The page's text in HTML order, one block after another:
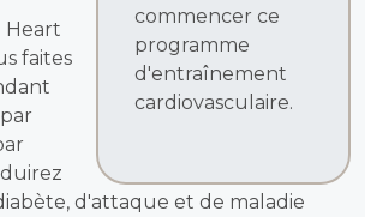
commencer ce
programme
d'entraînement
cardiovasculaire.
Heart
faites
d'attaque et de maladie